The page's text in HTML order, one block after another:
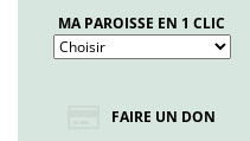
MA PAROISSE EN 1 CLIC
FAIRE UN DON